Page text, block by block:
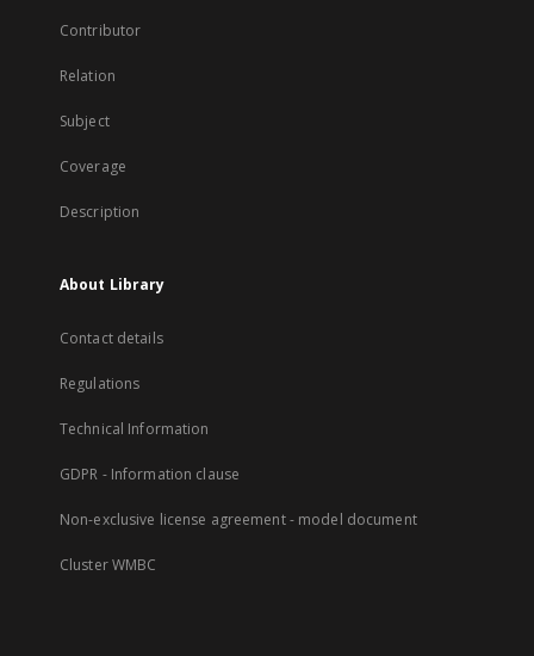
Contributor
Relation
Subject
Coverage
Description
About Library
Contact details
Regulations
Technical Information
GDPR - Information clause
Non-exclusive license agreement - model document
Cluster WMBC